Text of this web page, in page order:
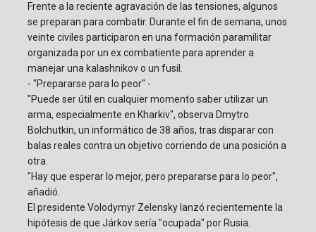
Frente a la reciente agravación de las tensiones, algunos
se preparan para combatir. Durante el fin de semana, unos
veinte civiles participaron en una formación paramilitar
organizada por un ex combatiente para aprender a
manejar una kalashnikov o un fusil.
- "Prepararse para lo peor" -
"Puede ser útil en cualquier momento saber utilizar un
arma, especialmente en Kharkiv", observa Dmytro
Bolchutkin, un informático de 38 años, tras disparar con
balas reales contra un objetivo corriendo de una posición a
otra.
"Hay que esperar lo mejor, pero prepararse para lo peor",
añadió.
El presidente Volodymyr Zelensky lanzó recientemente la
hipótesis de que Járkov sería "ocupada" por Rusia.